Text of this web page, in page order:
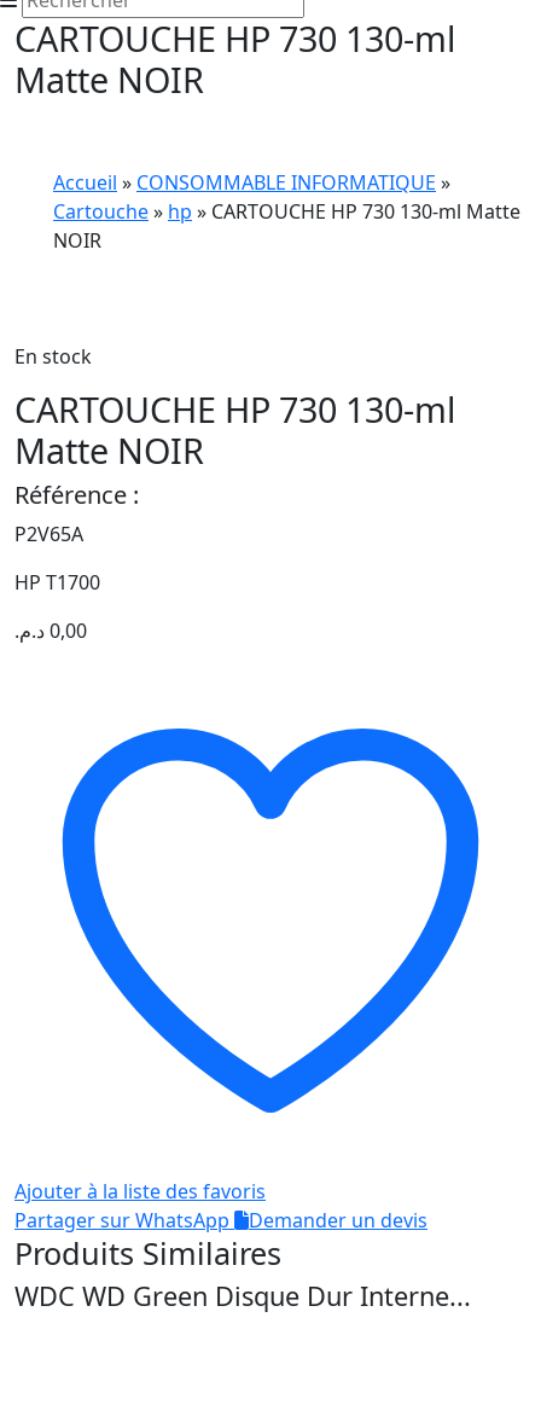
CARTOUCHE HP 730 130-ml
Matte NOIR
Accueil » CONSOMMABLE INFORMATIQUE »
Cartouche» hp » CARTOUCHE HP 730 130-ml Matte
NOIR
En stock
CARTOUCHE HP 730 130-ml
Matte NOIR
Référence :
P2V65A
HP T1700
0,00د.م.
Ajouter à la liste des favoris
Partager sur WhatsApp
Demander un devis
Produits Similaires
WDC WD Green Disque Dur Interne...